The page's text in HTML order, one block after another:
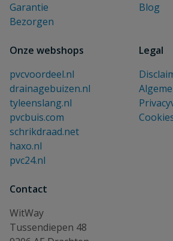
Garantie
Bezorgen
Blog
Onze webshops
pvcvoordeel.nl
drainagebuizen.nl
tyleenslang.nl
pvcbuis.com
schrikdraad.net
haxo.nl
pvc24.nl
Legal
Contact
WitWay
Tussendiepen 48